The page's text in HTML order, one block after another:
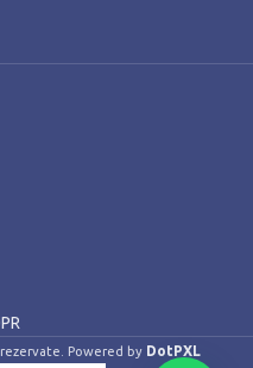
Powered by DotPXL